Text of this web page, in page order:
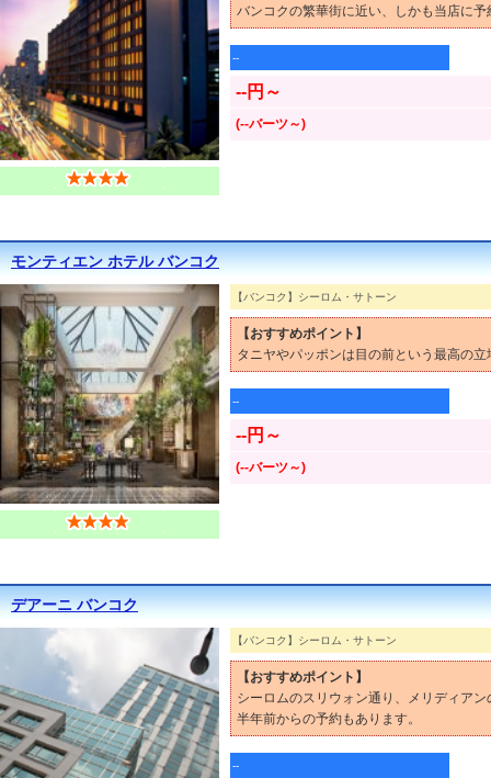
バンコクの繁華街に近い、しかも当店に
--
--円～
(--バーツ～)
モンティエン ホテル バンコク
【バンコク】シーロム・サトーン
【おすすめポイント】
タニヤやパッポンは目の前という最高の
--
--円～
(--バーツ～)
デアーニ バンコク
【バンコク】シーロム・サトーン
【おすすめポイント】
シーロムのスリウォン通り、メリディア
半年前からの予約もあります。
--